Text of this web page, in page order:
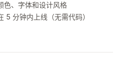
色、字体和设计风格
5 分钟内上线（无需代码）